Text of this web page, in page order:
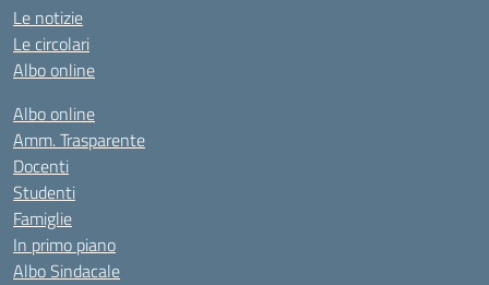
Le notizie
Le circolari
Albo online
Albo online
Amm. Trasparente
Docenti
Studenti
Famiglie
In primo piano
Albo Sindacale